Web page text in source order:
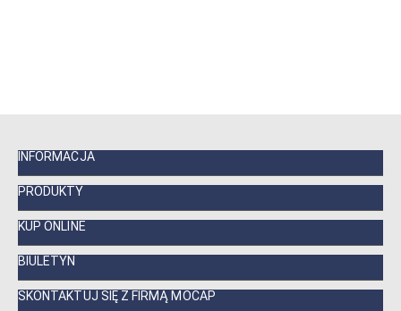
INFORMACJA
PRODUKTY
KUP ONLINE
BIULETYN
SKONTAKTUJ SIĘ Z FIRMĄ MOCAP